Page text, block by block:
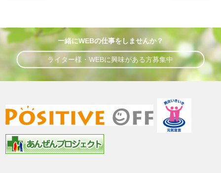
一緒にWEBの仕事をしませんか？
ライター様・WEBに興味がある方募集中